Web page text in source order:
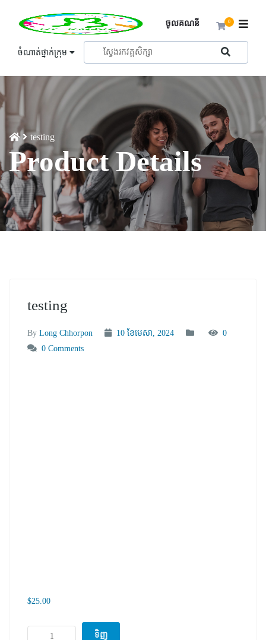
ចំណាត់ថ្នាក់ក្រុម
0
ចូលគណនី
testing
Product Details
testing
By Long Chhorpon 10 ខែ​មេសា, 2024
0
0 Comments
$25.00
ទិញ